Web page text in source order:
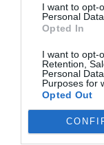
I want to opt-
Personal
Opted In
I want to opt-
Retention,
Personal
Purposes for
Opted Out
Kod producenta